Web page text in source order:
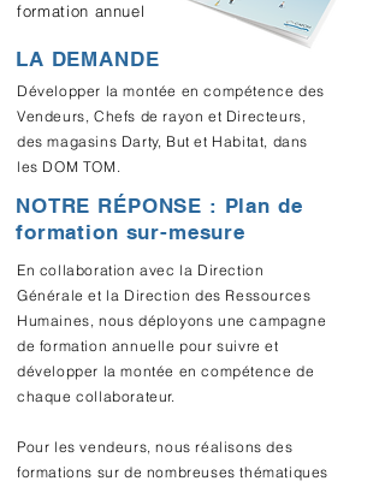
formation annuel
LA DEMANDE
Développer la montée en compétence des
Vendeurs, Chefs de rayon et Directeurs,
des magasins Darty, But et Habitat, dans
les DOM TOM.
NOTRE RÉPONSE : Plan de
formation sur-mesure
En collaboration avec la Direction
Générale et la Direction des Ressources
Humaines, nous déployons une campagne
de formation annuelle pour suivre et
développer la montée en compétence de
chaque collaborateur.
Pour les vendeurs, nous réalisons des
formations sur de nombreuses thématiques